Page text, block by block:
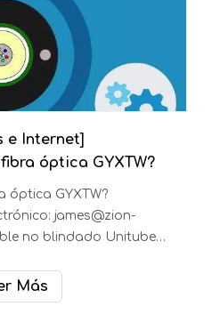
de polietileno de
central (también
Lugar de
conductos, conductos
Más